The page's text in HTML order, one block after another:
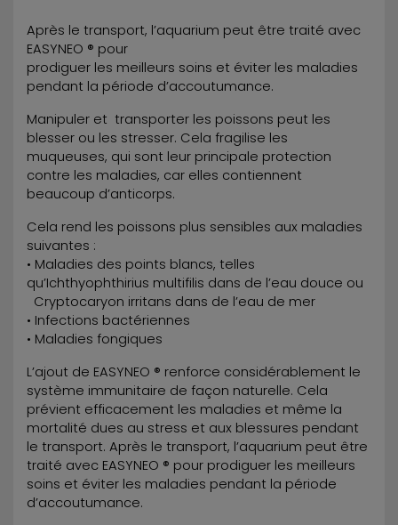
Après le transport, l’aquarium peut être traité avec
EASYNEO ® pour
prodiguer les meilleurs soins et éviter les maladies
pendant la période d’accoutumance.
Manipuler et transporter les poissons peut les
blesser ou les stresser. Cela fragilise les
muqueuses, qui sont leur principale protection
contre les maladies, car elles contiennent
beaucoup d’anticorps.
Cela rend les poissons plus sensibles aux maladies
suivantes :
• Maladies des points blancs, telles
qu’Ichthyophthirius multifilis dans de l’eau douce ou
Cryptocaryon irritans dans de l’eau de mer
• Infections bactériennes
• Maladies fongiques
L’ajout de EASYNEO ® renforce considérablement le
système immunitaire de façon naturelle. Cela
prévient efficacement les maladies et même la
mortalité dues au stress et aux blessures pendant
le transport. Après le transport, l’aquarium peut être
traité avec EASYNEO ® pour prodiguer les meilleurs
soins et éviter les maladies pendant la période
d’accoutumance.